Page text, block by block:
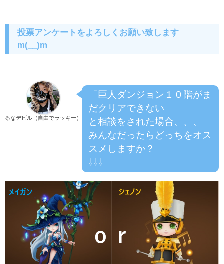
投票アンケートをよろしくお願い致します
m(__)m
るなデビル（自由でラッキー）
「巨人ダンジョン１０階がま
だクリアできない」
と相談をされた場合、、、
みんなだったらどっちをオス
スメしますか？
⇩⇩⇩